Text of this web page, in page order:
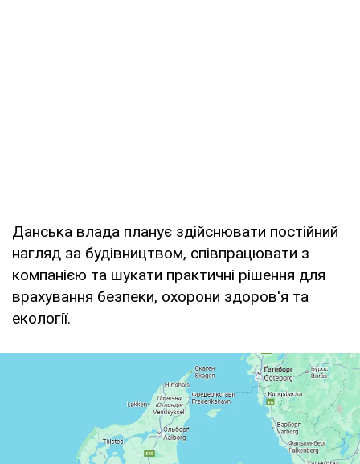
Данська влада планує здійснювати постійний
нагляд за будівництвом, співпрацювати з
компанією та шукати практичні рішення для
врахування безпеки, охорони здоров'я та
екології.